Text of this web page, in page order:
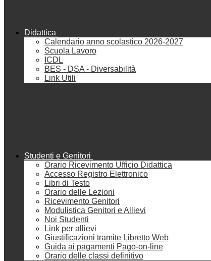
Didattica
Calendario anno scolastico 2026-2027
Scuola Lavoro
ICDL
BES - DSA - Diversabilità
Link Utili
Studenti e Genitori
Orario Ricevimento Ufficio Didattica
Accesso Registro Elettronico
Libri di Testo
Orario delle Lezioni
Ricevimento Genitori
Modulistica Genitori e Allievi
Noi Studenti
Link per allievi
Giustificazioni tramite Libretto Web
Guida ai pagamenti Pago-on-line
Orario delle classi definitivo